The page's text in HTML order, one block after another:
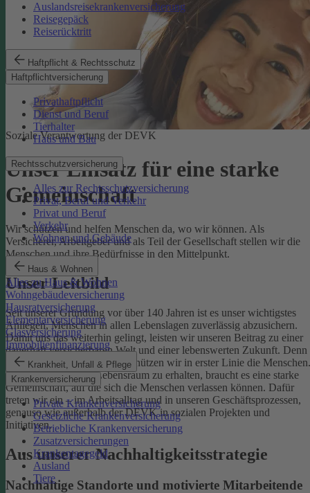
Auslandsreisekrankenversicherung
Reisegepäck
Reiserücktritt
Haftpflicht & Rechtsschutz
Haftpflichtversicherung
Privathaftpflicht
Dienst und Beruf
Tierhalter
Haus und Bau
Rechtsschutzversicherung
Alles zur Rechtsschutzversicherung
Privat, Beruf und Verkehr
Privat und Beruf
Verkehr
Wohnen und Gebäude
Haus & Wohnen
Alles zu Haus & Wohnen
Wohngebäudeversicherung
Hausratversicherung
Elementarversicherung
Glasversicherung
Immobilienfinanzierung
Krankheit, Unfall & Pflege
Krankenversicherung
Private Krankenversicherung
Gesetzliche Krankenversicherung
Betriebliche Krankenversicherung
Zusatzversicherungen
Krankentagegeld
Ausland
Tiere
Soziale Verantwortung der DEVK
Unser Einsatz für eine starke
Gemeinschaft
Wir schützen und helfen Menschen da, wo wir können. Als
Versicherer, Arbeitgeber und als Teil der Gesellschaft stellen wir die
Menschen und ihre Bedürfnisse in den Mittelpunkt.
Unser Leitbild
Seit unserer Gründung vor über 140 Jahren ist es unser wichtigstes
Anliegen, Menschen in allen Lebenslagen zuverlässig abzusichern.
Damit uns das weiterhin gelingt, leisten wir unseren Beitrag zu einer
dauerhaft versicherbaren Welt und einer lebenswerten Zukunft. Denn
schützen wir das Klima, so schützen wir in erster Linie die Menschen.
Um einen gesunden Lebensraum zu erhalten, braucht es eine starke
Gemeinschaft, auf die sich die Menschen verlassen können. Dafür
treten wir ein – im Arbeitsalltag und in unseren Geschäftsprozessen,
genauso wie außerhalb der DEVK in sozialen Projekten und
Initiativen.
Aus unserer Nachhaltigkeitsstrategie
Nachhaltige Standorte und motivierte Mitarbeitende